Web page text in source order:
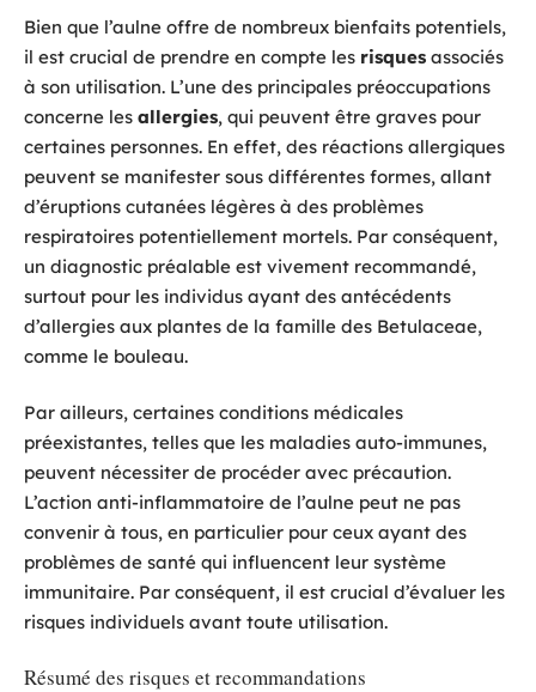
Bien que l’aulne offre de nombreux bienfaits potentiels,
il est crucial de prendre en compte les risques associés
à son utilisation. L’une des principales préoccupations
concerne les allergies, qui peuvent être graves pour
certaines personnes. En effet, des réactions allergiques
peuvent se manifester sous différentes formes, allant
d’éruptions cutanées légères à des problèmes
respiratoires potentiellement mortels. Par conséquent,
un diagnostic préalable est vivement recommandé,
surtout pour les individus ayant des antécédents
d’allergies aux plantes de la famille des Betulaceae,
comme le bouleau.
Par ailleurs, certaines conditions médicales
préexistantes, telles que les maladies auto-immunes,
peuvent nécessiter de procéder avec précaution.
L’action anti-inflammatoire de l’aulne peut ne pas
convenir à tous, en particulier pour ceux ayant des
problèmes de santé qui influencent leur système
immunitaire. Par conséquent, il est crucial d’évaluer les
risques individuels avant toute utilisation.
Résumé des risques et recommandations